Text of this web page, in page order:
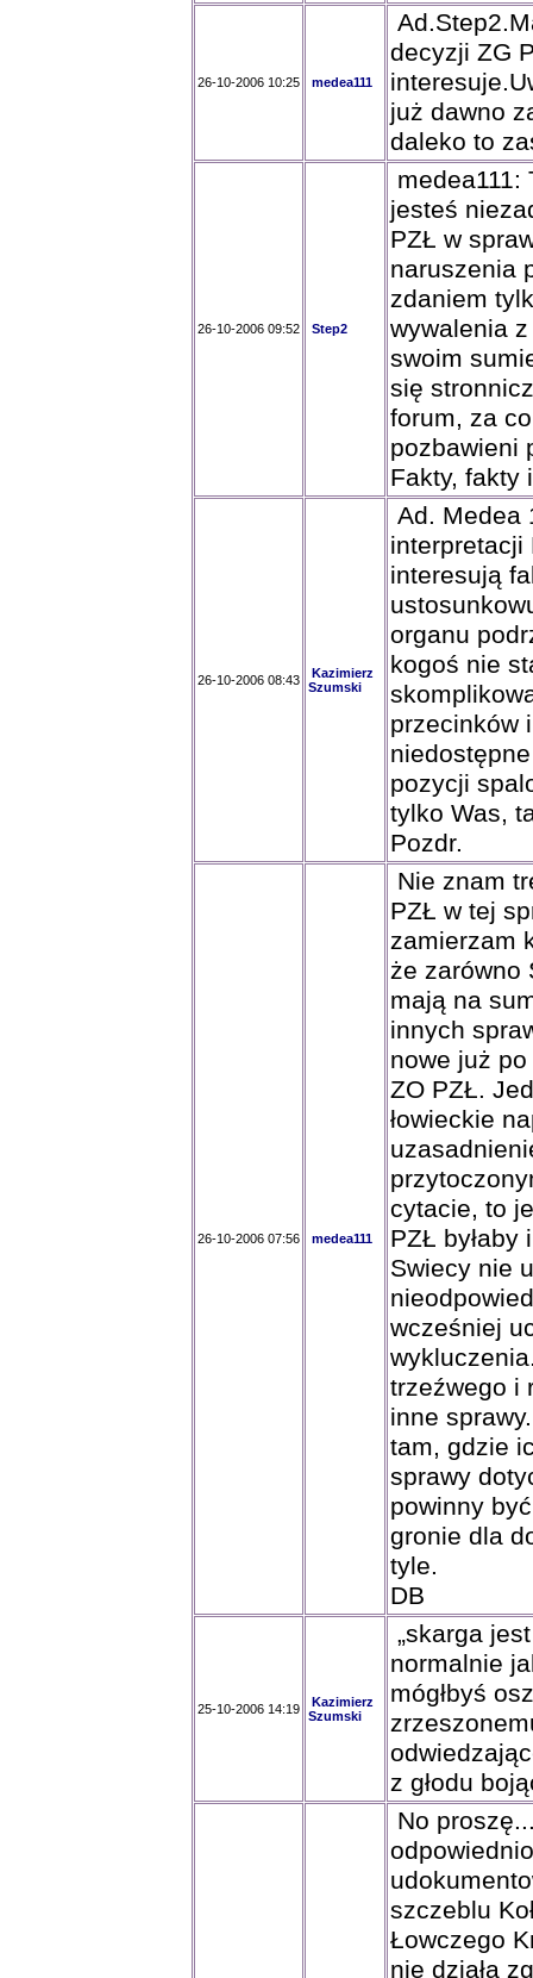
26-10-2006 10:25 medea111
decyzji ZG
już dawno
daleko to
26-10-2006 09:52 Step2
medea111:
jesteś
PZŁ w
naruszenia
zdaniem
wywalenia
swoim
się
forum, za
pozbawieni
Fakty, fakty
26-10-2006 08:43
Kazimierz
Szumski
Ad. Medea
interpretacji
interesują
organu
kogoś nie
przecinków
pozycji
tylko Was,
Pozdr.
26-10-2006 07:56 medea111
Nie znam
PZŁ w tej
zamierzam
że zarówno
mają na
innych
nowe już
ZO PZŁ.
łowieckie
cytacie, to
PZŁ byłaby
Swiecy nie
wcześniej
trzeźwego i
inne
tam, gdzie
sprawy
powinny
gronie dla
tyle.
DB
25-10-2006 14:19
Kazimierz
Szumski
„skarga
normalnie
mógłbyś
z głodu
No
szczeblu
Łowczego
nie działa